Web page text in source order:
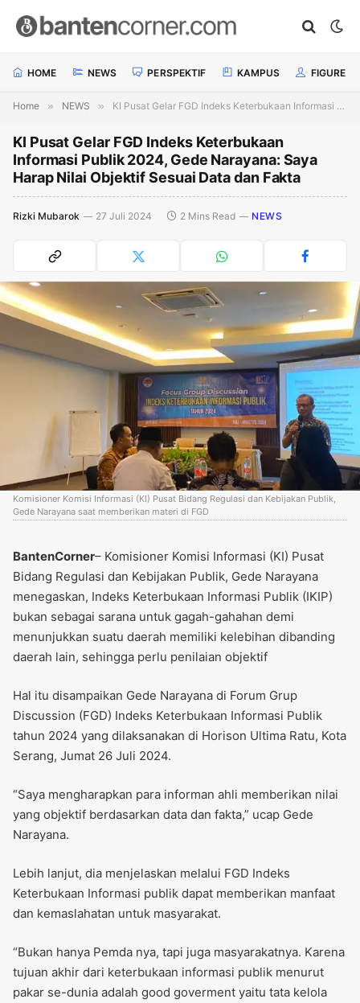
HOME NEWS PERSPEKTIF KAMPUS FIGURE
Home » NEWS » KI Pusat Gelar FGD Indeks Keterbukaan Informasi Publik 2024, Gede Narayana: Saya Harap Nilai Objektif Sesuai Data dan Fakta
KI Pusat Gelar FGD Indeks Keterbukaan
Informasi Publik 2024, Gede Narayana: Saya
Harap Nilai Objektif Sesuai Data dan Fakta
Rizki Mubarok 27 Juli 2024 2 Mins Read NEWS
Komisioner Komisi Informasi (KI) Pusat Bidang Regulasi dan Kebijakan Publik,
Gede Narayana saat memberikan materi di FGD
BantenCorner– Komisioner Komisi Informasi (KI) Pusat
Bidang Regulasi dan Kebijakan Publik, Gede Narayana
menegaskan, Indeks Keterbukaan Informasi Publik (IKIP)
bukan sebagai sarana untuk gagah-gahahan demi
menunjukkan suatu daerah memiliki kelebihan dibanding
daerah lain, sehingga perlu penilaian objektif
Hal itu disampaikan Gede Narayana di Forum Grup
Discussion (FGD) Indeks Keterbukaan Informasi Publik
tahun 2024 yang dilaksanakan di Horison Ultima Ratu, Kota
Serang, Jumat 26 Juli 2024.
“Saya mengharapkan para informan ahli memberikan nilai
yang objektif berdasarkan data dan fakta,” ucap Gede
Narayana.
Lebih lanjut, dia menjelaskan melalui FGD Indeks
Keterbukaan Informasi publik dapat memberikan manfaat
dan kemaslahatan untuk masyarakat.
“Bukan hanya Pemda nya, tapi juga masyarakatnya. Karena
tujuan akhir dari keterbukaan informasi publik menurut
pakar se-dunia adalah good goverment yaitu tata kelola